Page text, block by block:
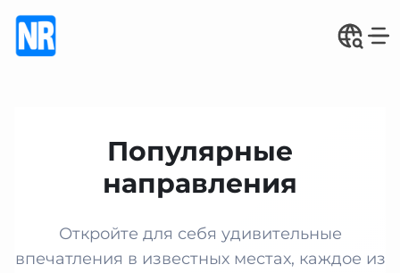
Популярные
направления
Откройте для себя удивительные
впечатления в известных местах, каждое из